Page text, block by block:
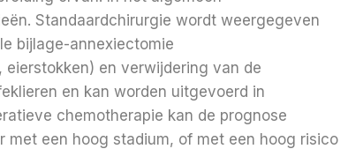
Standaardchirurgie wordt weergegeven
bijlage-annexiectomie
en verwijdering van de
en kan worden uitgevoerd in
chemotherapie kan de prognose
een hoog stadium, of met een hoog risico